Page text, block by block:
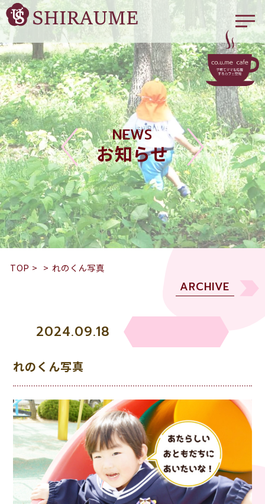
NEWS
お知らせ
TOP > > れのくん写真
ARCHIVE
2024.09.18
れのくん写真